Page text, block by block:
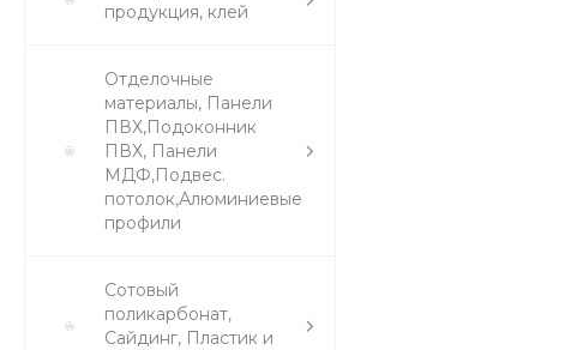
продукция, клей
Отделочные
материалы, Панели
ПВХ,Подоконник
ПВХ, Панели
МДФ,Подвес.
потолок,Алюминиевые
профили
Сотовый
поликарбонат,
Сайдинг, Пластик и